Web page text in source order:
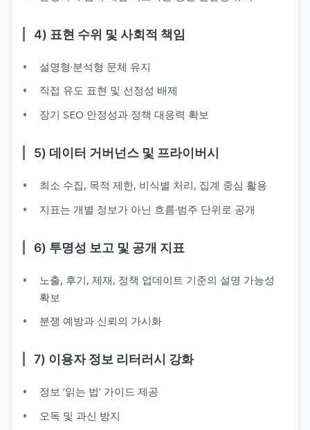
4) 표현 수위 및 사회적 책임
설명형·분석형 문체 유지
직접 유도 표현 및 선정성 배제
장기 SEO 안정성과 정책 대응력 확보
5) 데이터 거버넌스 및 프라이버시
최소 수집, 목적 제한, 비식별 처리, 집계 중심 활용
지표는 개별 정보가 아닌 흐름·범주 단위로 공개
6) 투명성 보고 및 공개 지표
노출, 후기, 제재, 정책 업데이트 기준의 설명 가능성
확보
분쟁 예방과 신뢰의 가시화
7) 이용자 정보 리터러시 강화
정보 ‘읽는 법’ 가이드 제공
오독 및 과신 방지